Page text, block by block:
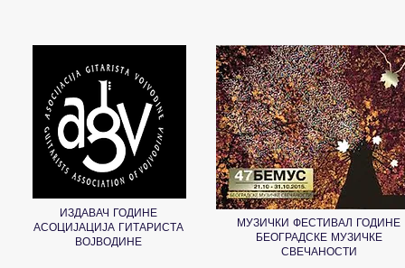
ИЗДАВАЧ ГОДИНЕ
АСОЦИЈАЦИЈА ГИТАРИСТА
ВОЈВОДИНЕ
МУЗИЧКИ ФЕСТИВАЛ ГОДИНЕ
БЕОГРАДСКЕ МУЗИЧКЕ
СВЕЧАНОСТИ